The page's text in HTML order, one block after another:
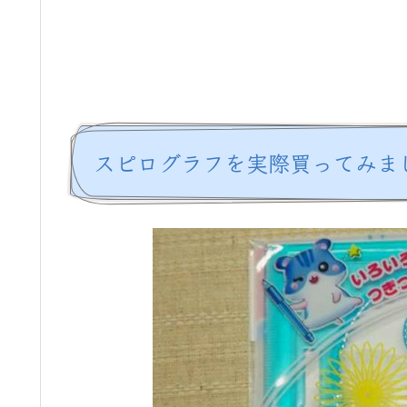
スピログラフを実際買ってみ